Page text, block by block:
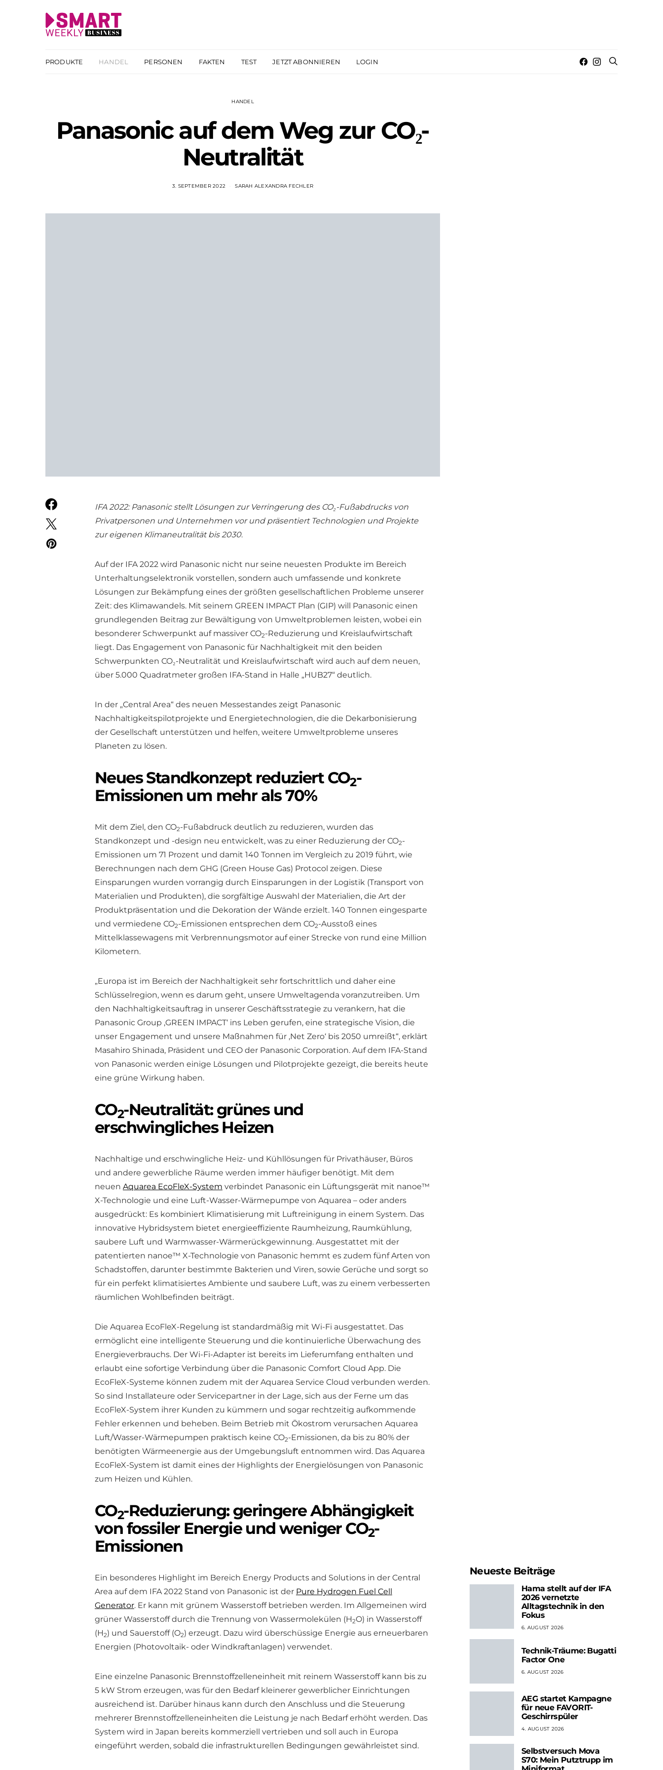
PRODUKTE HANDEL PERSONEN FAKTEN TEST JETZT ABONNIEREN LOGIN
HANDEL
Panasonic auf dem Weg zur CO₂-
Neutralität
3. SEPTEMBER 2022 SARAH ALEXANDRA FECHLER
IFA 2022: Panasonic stellt Lösungen zur Verringerung des CO₂-Fußabdrucks von
Privatpersonen und Unternehmen vor und präsentiert Technologien und Projekte
zur eigenen Klimaneutralität bis 2030.
Auf der IFA 2022 wird Panasonic nicht nur seine neuesten Produkte im Bereich
Unterhaltungselektronik vorstellen, sondern auch umfassende und konkrete
Lösungen zur Bekämpfung eines der größten gesellschaftlichen Probleme unserer
Zeit: des Klimawandels. Mit seinem GREEN IMPACT Plan (GIP) will Panasonic einen
grundlegenden Beitrag zur Bewältigung von Umweltproblemen leisten, wobei ein
besonderer Schwerpunkt auf massiver CO2-Reduzierung und Kreislaufwirtschaft
liegt. Das Engagement von Panasonic für Nachhaltigkeit mit den beiden
Schwerpunkten CO₂-Neutralität und Kreislaufwirtschaft wird auch auf dem neuen,
über 5.000 Quadratmeter großen IFA-Stand in Halle „HUB27“ deutlich.
In der „Central Area“ des neuen Messestandes zeigt Panasonic
Nachhaltigkeitspilotprojekte und Energietechnologien, die die Dekarbonisierung
der Gesellschaft unterstützen und helfen, weitere Umweltprobleme unseres
Planeten zu lösen.
Neues Standkonzept reduziert CO2-
Emissionen um mehr als 70%
Mit dem Ziel, den CO2-Fußabdruck deutlich zu reduzieren, wurden das
Standkonzept und -design neu entwickelt, was zu einer Reduzierung der CO2-
Emissionen um 71 Prozent und damit 140 Tonnen im Vergleich zu 2019 führt, wie
Berechnungen nach dem GHG (Green House Gas) Protocol zeigen. Diese
Einsparungen wurden vorrangig durch Einsparungen in der Logistik (Transport von
Materialien und Produkten), die sorgfältige Auswahl der Materialien, die Art der
Produktpräsentation und die Dekoration der Wände erzielt. 140 Tonnen eingesparte
und vermiedene CO2-Emissionen entsprechen dem CO2-Ausstoß eines
Mittelklassewagens mit Verbrennungsmotor auf einer Strecke von rund eine Million
Kilometern.
„Europa ist im Bereich der Nachhaltigkeit sehr fortschrittlich und daher eine
Schlüsselregion, wenn es darum geht, unsere Umweltagenda voranzutreiben. Um
den Nachhaltigkeitsauftrag in unserer Geschäftsstrategie zu verankern, hat die
Panasonic Group ‚GREEN IMPACT‘ ins Leben gerufen, eine strategische Vision, die
unser Engagement und unsere Maßnahmen für ‚Net Zero‘ bis 2050 umreißt“, erklärt
Masahiro Shinada, Präsident und CEO der Panasonic Corporation. Auf dem IFA-Stand
von Panasonic werden einige Lösungen und Pilotprojekte gezeigt, die bereits heute
eine grüne Wirkung haben.
CO2-Neutralität: grünes und
erschwingliches Heizen
Nachhaltige und erschwingliche Heiz- und Kühllösungen für Privathäuser, Büros
und andere gewerbliche Räume werden immer häufiger benötigt. Mit dem
neuen Aquarea EcoFleX-System verbindet Panasonic ein Lüftungsgerät mit nanoe™
X-Technologie und eine Luft-Wasser-Wärmepumpe von Aquarea ­– oder anders
ausgedrückt: Es kombiniert Klimatisierung mit Luftreinigung in einem System. Das
innovative Hybridsystem bietet energieeffiziente Raumheizung, Raumkühlung,
saubere Luft und Warmwasser-Wärmerückgewinnung. Ausgestattet mit der
patentierten nanoe™ X-Technologie von Panasonic hemmt es zudem fünf Arten von
Schadstoffen, darunter bestimmte Bakterien und Viren, sowie Gerüche und sorgt so
für ein perfekt klimatisiertes Ambiente und saubere Luft, was zu einem verbesserten
räumlichen Wohlbefinden beiträgt.
Die Aquarea EcoFleX-Regelung ist standardmäßig mit Wi-Fi ausgestattet. Das
ermöglicht eine intelligente Steuerung und die kontinuierliche Überwachung des
Energieverbrauchs. Der Wi-Fi-Adapter ist bereits im Lieferumfang enthalten und
erlaubt eine sofortige Verbindung über die Panasonic Comfort Cloud App. Die
EcoFleX-Systeme können zudem mit der Aquarea Service Cloud verbunden werden.
So sind Installateure oder Servicepartner in der Lage, sich aus der Ferne um das
EcoFleX-System ihrer Kunden zu kümmern und sogar rechtzeitig aufkommende
Fehler erkennen und beheben. Beim Betrieb mit Ökostrom verursachen Aquarea
Luft/Wasser-Wärmepumpen praktisch keine CO2-Emissionen, da bis zu 80% der
benötigten Wärmeenergie aus der Umgebungsluft entnommen wird. Das Aquarea
EcoFleX-System ist damit eines der Highlights der Energielösungen von Panasonic
zum Heizen und Kühlen.
CO2-Reduzierung: geringere Abhängigkeit
von fossiler Energie und weniger CO2-
Emissionen
Ein besonderes Highlight im Bereich Energy Products and Solutions in der Central
Area auf dem IFA 2022 Stand von Panasonic ist der Pure Hydrogen Fuel Cell
Generator. Er kann mit grünem Wasserstoff betrieben werden. Im Allgemeinen wird
grüner Wasserstoff durch die Trennung von Wassermolekülen (H2O) in Wasserstoff
(H2) und Sauerstoff (O2) erzeugt. Dazu wird überschüssige Energie aus erneuerbaren
Energien (Photovoltaik- oder Windkraftanlagen) verwendet.
Eine einzelne Panasonic Brennstoffzelleneinheit mit reinem Wasserstoff kann bis zu
5 kW Strom erzeugen, was für den Bedarf kleinerer gewerblicher Einrichtungen
ausreichend ist. Darüber hinaus kann durch den Anschluss und die Steuerung
mehrerer Brennstoffzelleneinheiten die Leistung je nach Bedarf erhöht werden. Das
System wird in Japan bereits kommerziell vertrieben und soll auch in Europa
eingeführt werden, sobald die infrastrukturellen Bedingungen gewährleistet sind.
Neueste Beiträge
Hama stellt auf der IFA
2026 vernetzte
Alltagstechnik in den
Fokus
6. AUGUST 2026
Technik-Träume: Bugatti
Factor One
6. AUGUST 2026
AEG startet Kampagne
für neue FAVORIT-
Geschirrspüler
4. AUGUST 2026
Selbstversuch Mova
S70: Mein Putztrupp im